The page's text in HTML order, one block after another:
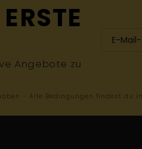
Angebote zu
- Alle Bedingungen findest du